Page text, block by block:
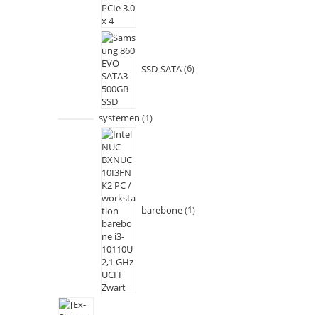
SSD-SATA 6
systemen 1
barebone 1